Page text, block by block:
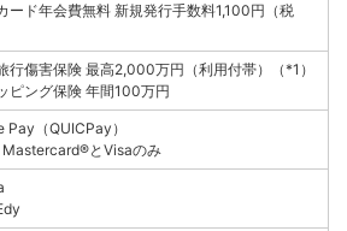
ード年会費無料 新規発行手数料1,100円（税
行傷害保険 最高2,000万円（利用付帯）（*1）
ピング保険 年間100万円
Pay（QUICPay）
Mastercard®とVisaのみ